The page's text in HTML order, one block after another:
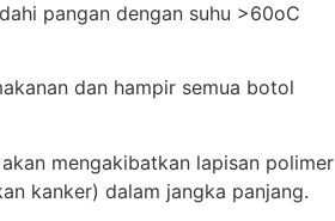
pangan dengan suhu >60oC
dan hampir semua botol
mengakibatkan lapisan polimer
kanker) dalam jangka panjang.